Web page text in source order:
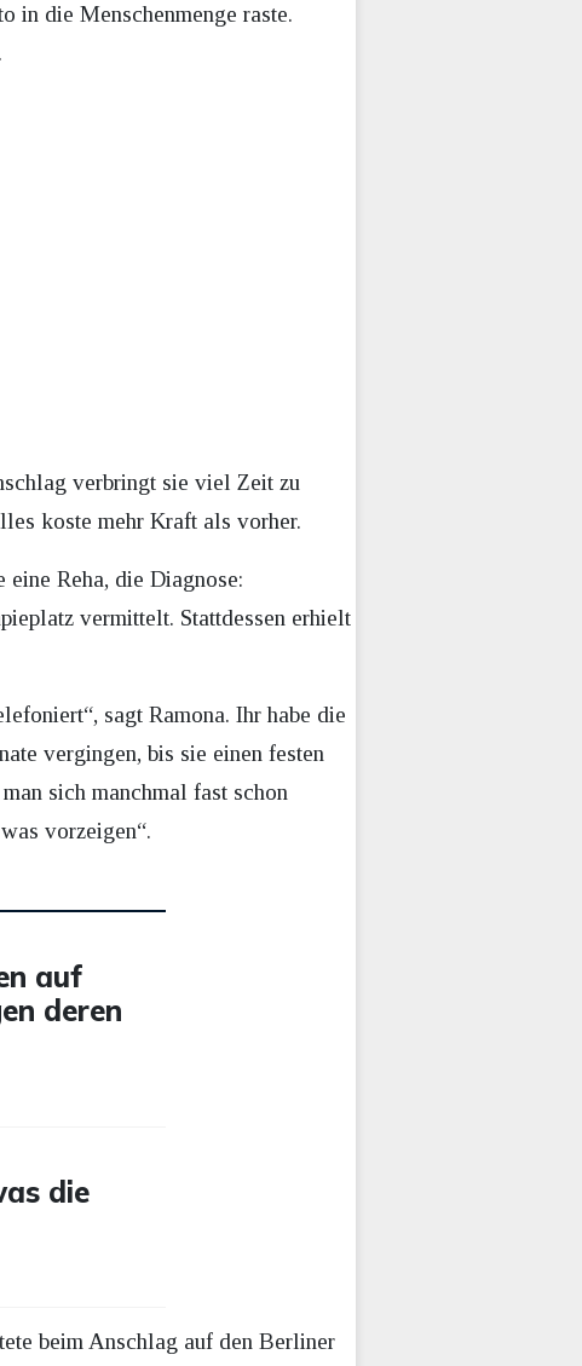
in die Menschenmenge raste.
verbringt sie viel Zeit zu
koste mehr Kraft als vorher.
Reha, die Diagnose:
vermittelt. Stattdessen erhielt
sagt Ramona. Ihr habe die
vergingen, bis sie einen festen
sich manchmal fast schon
vorzeigen“.
auf
deren
die
beim Anschlag auf den Berliner